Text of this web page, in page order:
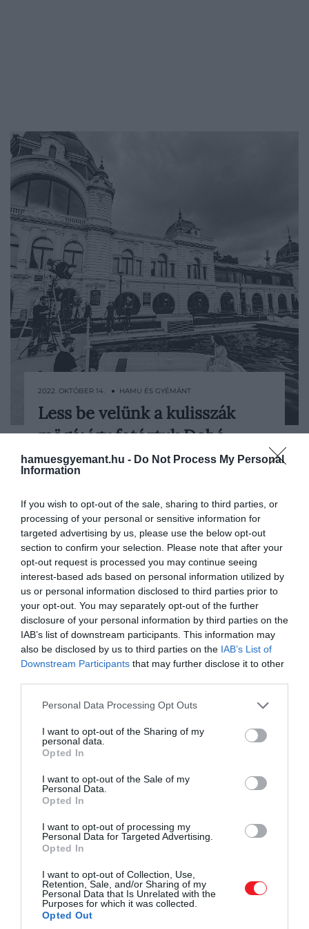
hamuesgyemant.hu - Do Not Process My Personal
Information
If you wish to opt-out of the sale, sharing to third parties, or
processing of your personal or sensitive information for
targeted advertising by us, please use the below opt-out
section to confirm your selection. Please note that after your
opt-out request is processed you may continue seeing
interest-based ads based on personal information utilized by
us or personal information disclosed to third parties prior to
your opt-out. You may separately opt-out of the further
disclosure of your personal information by third parties on the
IAB’s list of downstream participants. This information may
also be disclosed by us to third parties on the IAB’s List of
Downstream Participants that may further disclose it to other
Please note that this website/app uses one or more Google
not limited to your visit or usage behaviour. You may click to
grant or deny consent to Google and its third-party tags to
use your data for below specified purposes in below Google
consent section.
Personal Data Processing Opt Outs
I want to opt-out of the Sharing of my
personal data.
Opted In
I want to opt-out of the Sale of my
Personal Data.
Opted In
I want to opt-out of processing my
Personal Data for Targeted Advertising.
Opted In
I want to opt-out of Collection, Use,
Retention, Sale, and/or Sharing of my
Personal Data that Is Unrelated with the
Purposes for which it was collected.
Opted Out
Hibázni nem csupán lehet, de olykor talán
szükséges is. Hiszen miből tanul az
ember, ha nem a váratlan helyzetekből?
Apró Anna, Dobó Kata, Lékai Máté és
keresztül mesélik el, hogyan állnak a
gikszerekhez, amiket az élet dob eléjük.
2022. OKTÓBER 14. ● HAMU ÉS GYÉMÁNT
Less be velünk a kulisszák
mögé: így fotóztuk Dobó
Katát…